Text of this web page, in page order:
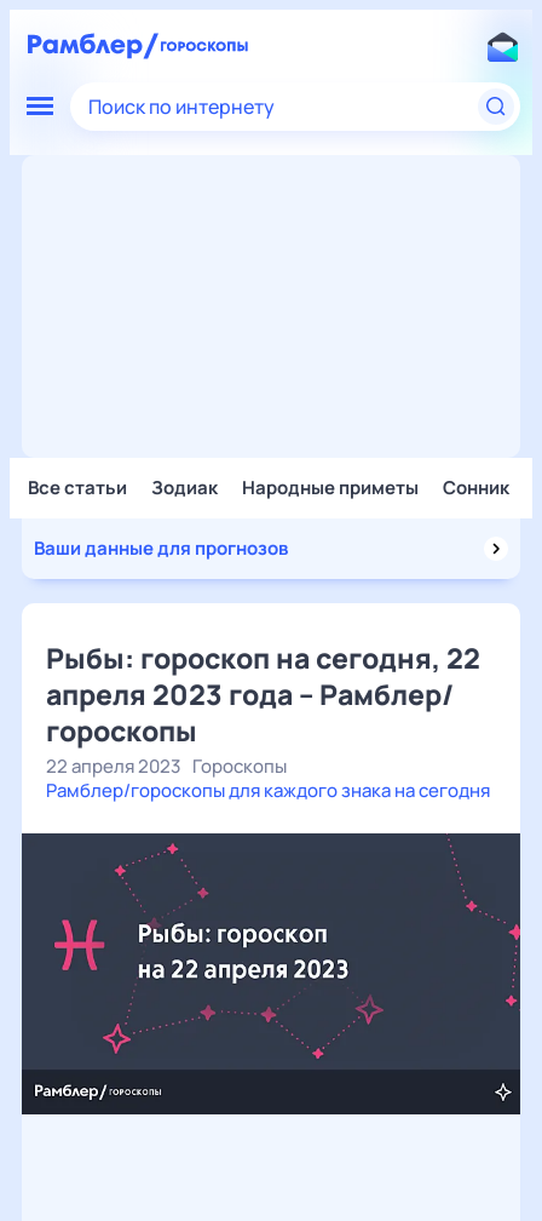
Поиск по интернету
Все статьи Зодиак Народные приметы Сонник
Ваши данные для прогнозов
Рыбы: гороскоп на сегодня, 22
апреля 2023 года – Рамблер/
гороскопы
22 апреля 2023 Гороскопы
Рамблер/гороскопы для каждого знака на сегодня